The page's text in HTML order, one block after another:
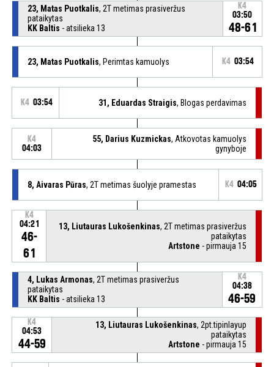
23, Matas Puotkalis, 2T metimas prasiveržus
pataikytas
KK Baltis - atsilieka 13
K4
03:50
48-61
23, Matas Puotkalis, Perimtas kamuolys K4 03:54
K4 03:54 31, Eduardas Straigis, Blogas perdavimas
K4
04:03
55, Darius Kuzmickas, Atkovotas kamuolys
gynyboje
8, Aivaras Pūras, 2T metimas šuolyje pramestas K4 04:05
K4
04:21
46-
61
13, Liutauras Lukošenkinas, 2T metimas prasiveržus
pataikytas
Artstone - pirmauja 15
4, Lukas Armonas, 2T metimas prasiveržus
pataikytas
KK Baltis - atsilieka 13
K4
04:38
46-59
K4
04:53
44-59
13, Liutauras Lukošenkinas, 2pt.tipinlayup
pataikytas
Artstone - pirmauja 15